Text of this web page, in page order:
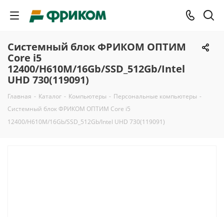
Системный блок ФРИКОМ ОПТИМ
Core i5
12400/H610M/16Gb/SSD_512Gb/Intel
UHD 730(119091)
Главная - Каталог - Компьютеры - Персональные компьютеры -
Системный блок ФРИКОМ ОПТИМ Core i5
12400/H610M/16Gb/SSD_512Gb/Intel UHD 730(119091)